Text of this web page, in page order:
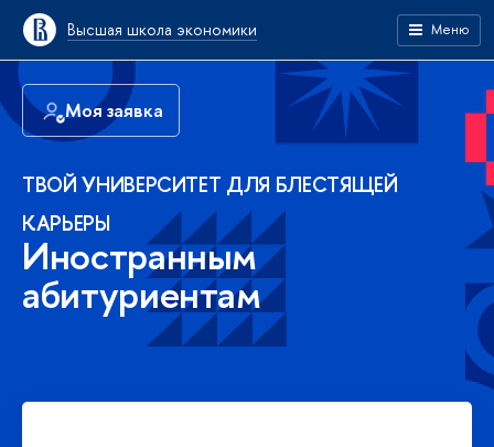
Высшая школа экономики Меню
Моя заявка
ТВОЙ УНИВЕРСИТЕТ ДЛЯ БЛЕСТЯЩЕЙ
КАРЬЕРЫ
Иностранным
абитуриентам